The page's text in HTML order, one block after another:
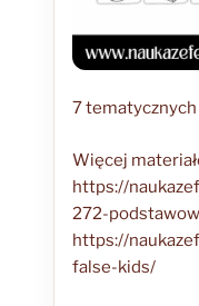
7 tematycznych
Więcej
https://
272-
https://
false-kids/